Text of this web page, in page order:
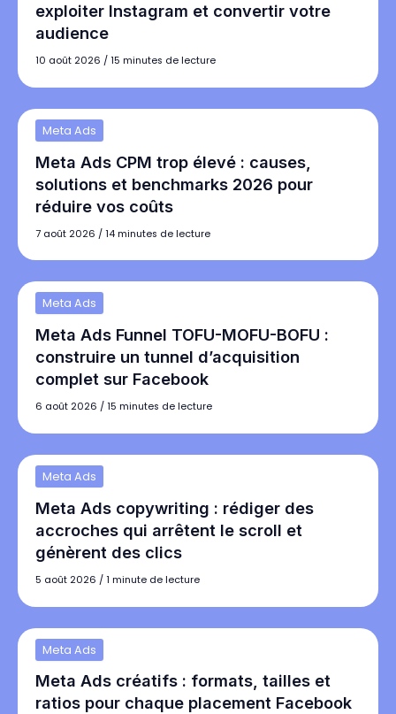
exploiter Instagram et convertir votre
audience
10 août 2026 / 15 minutes de lecture
Meta Ads
Meta Ads CPM trop élevé : causes,
solutions et benchmarks 2026 pour
réduire vos coûts
7 août 2026 / 14 minutes de lecture
Meta Ads
Meta Ads Funnel TOFU-MOFU-BOFU :
construire un tunnel d’acquisition
complet sur Facebook
6 août 2026 / 15 minutes de lecture
Meta Ads
Meta Ads copywriting : rédiger des
accroches qui arrêtent le scroll et
génèrent des clics
5 août 2026 / 1 minute de lecture
Meta Ads
Meta Ads créatifs : formats, tailles et
ratios pour chaque placement Facebook